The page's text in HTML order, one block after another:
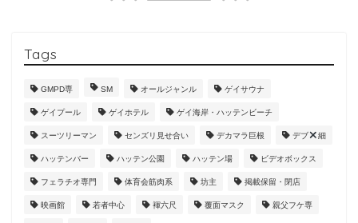
Tags
GMPD専 SM オールジャンル ゲイサウナ
ゲイプール ゲイホテル ゲイ海岸・ハッテンビーチ
スーツリーマン センズリ見せ合い デカマラ巨根 デブ 細
ハッテンバー ハッテン公園 ハッテン場 ビデオボックス
フェラチオ専門 体育会筋肉系 坊主 掲載保留・閉店
映画館 若者中心 褌六尺 覆面マスク 親父フケ専